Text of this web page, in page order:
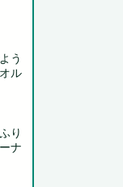
う
ル
り
ナ